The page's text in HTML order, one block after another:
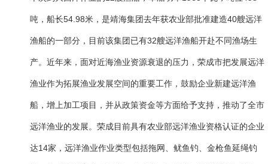
吨，船长54.98米，是靖海集团去年获农业部批准建造40艘远洋
渔船的一部分，目前该集团已有32艘远洋渔船开赴不同渔场生
产。近年来，面对近海渔业资源衰退的压力，荣成市把发展远洋
渔业作为拓展渔业发展空间的重要工作，鼓励企业新建远洋渔
船，增上加工项目，并从政策资金等方面给予支持，推动了全市
远洋渔业的发展。荣成目前具有农业部远洋渔业资格认证的企业
达14家，远洋渔业作业类型包括拖网、鱿鱼钓、金枪鱼延绳钓